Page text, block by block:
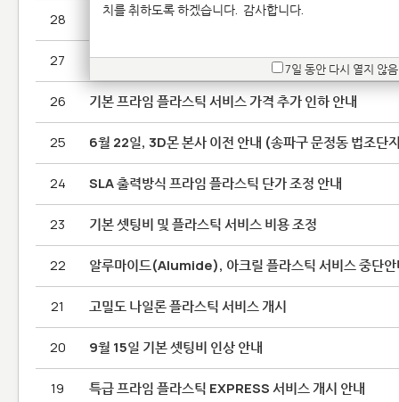
28 2023년 7월 채용공고
27 3D 프린팅 서비스 단가 인상 안내
26 기본 프라임 플라스틱 서비스 가격 추가 인하 안내
25 6월 22일, 3D몬 본사 이전 안내 (송파구 문정동 법조단
24 SLA 출력방식 프라임 플라스틱 단가 조정 안내
23 기본 셋팅비 및 플라스틱 서비스 비용 조정
22 알루마이드(Alumide), 아크릴 플라스틱 서비스 중단
21 고밀도 나일론 플라스틱 서비스 개시
20 9월 15일 기본 셋팅비 인상 안내
19 특급 프라임 플라스틱 EXPRESS 서비스 개시 안내
치를 취하도록 하겠습니다. 감사합니다.
7일 동안 다시 열지 않음